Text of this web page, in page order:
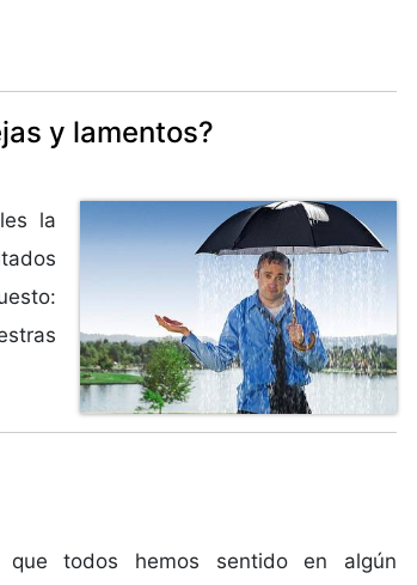
y lamentos?
la
todos hemos sentido en algún